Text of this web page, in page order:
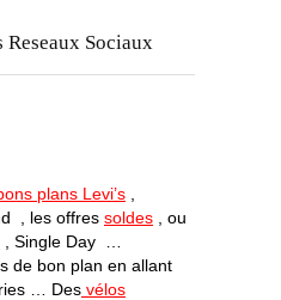
Reseaux Sociaux
plans Levi’s
, les offres soldes , ou
, Single Day …
de bon plan en allant
… Des vélos